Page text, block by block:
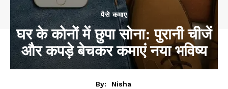
पैसे कमाए
घर के कोनों में छुपा सोना: पुरानी चीजें
और कपड़े बेचकर कमाएं नया भविष्य
By:
Nisha